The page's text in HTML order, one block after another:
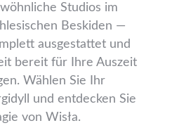
Studios im
Beskiden —
ausgestattet und
bereit für Ihre Auszeit
Wählen Sie Ihr
und entdecken Sie
von Wisła.